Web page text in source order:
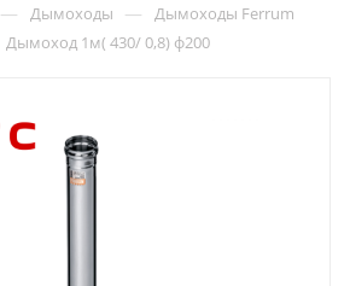
— Дымоходы — Дымоходы Ferrum
Дымоход 1м( 430/ 0,8) ф200